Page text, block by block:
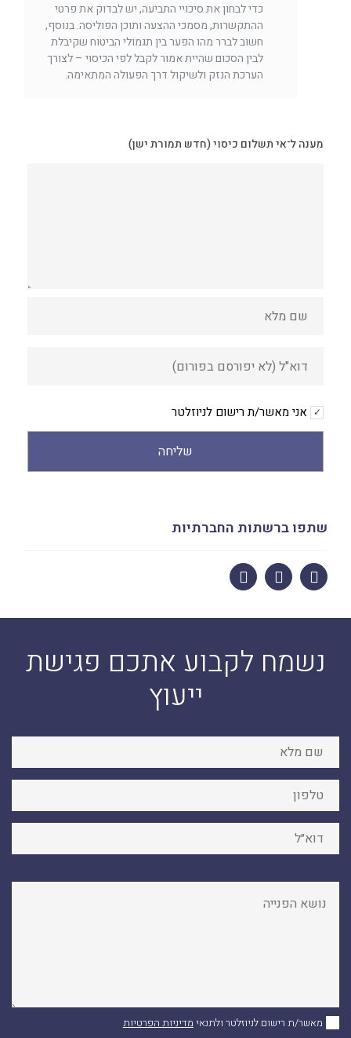
כדי לבחון את סיכויי התביעה, יש לבדוק את פרטי
ההתקשרות, מסמכי ההצעה ותוכן הפוליסה. בנוסף,
חשוב לברר מהו הפער בין תגמולי הביטוח שקיבלת
לבין הסכום שהיית אמור לקבל לפי הכיסוי – לצורך
הערכת הנזק ולשיקול דרך הפעולה המתאימה.
מענה ל־אי תשלום כיסוי (חדש תמורת ישן)
אני מאשר/ת רישום לניוזלטר
שליחה
שתפו ברשתות החברתיות
נשמח לקבוע אתכם פגישת
ייעוץ
מאשר/ת רישום לניוזלטר ולתנאי מדיניות הפרטיות